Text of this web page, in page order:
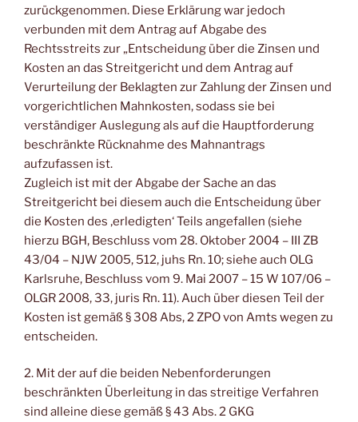
zurückgenommen. Diese Erklärung war jedoch
verbunden mit dem Antrag auf Abgabe des
Rechtsstreits zur „Entscheidung über die Zinsen und
Kosten an das Streitgericht und dem Antrag auf
Verurteilung der Beklagten zur Zahlung der Zinsen und
vorgerichtlichen Mahnkosten, sodass sie bei
verständiger Auslegung als auf die Hauptforderung
beschränkte Rücknahme des Mahnantrags
aufzufassen ist.
Zugleich ist mit der Abgabe der Sache an das
Streitgericht bei diesem auch die Entscheidung über
die Kosten des ‚erledigten‘ Teils angefallen (siehe
hierzu BGH, Beschluss vom 28. Oktober 2004 – III ZB
43/04 – NJW 2005, 512, juhs Rn. 10; siehe auch OLG
Karlsruhe, Beschluss vom 9. Mai 2007 – 15 W 107/06 –
OLGR 2008, 33, juris Rn. 11). Auch über diesen Teil der
Kosten ist gemäß § 308 Abs, 2 ZPO von Amts wegen zu
entscheiden.
2. Mit der auf die beiden Nebenforderungen
beschränkten Überleitung in das streitige Verfahren
sind alleine diese gemäß § 43 Abs. 2 GKG